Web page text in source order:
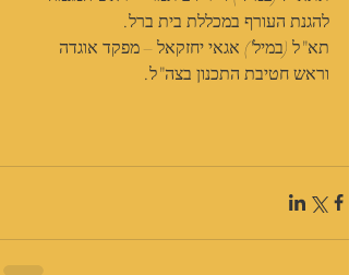
להגנת העורף במכללת בית ברל.
תא"ל (במיל') אגאי יחזקאל – מפקד אוגדה
וראש חטיבת התכנון בצה"ל.